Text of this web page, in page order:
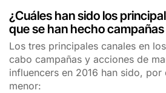
¿Cuáles han sido los
que se han hecho
Los tres principales canales en
cabo campañas y acciones de
influencers en 2016 han sido,
menor: